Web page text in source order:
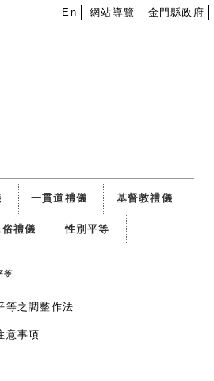
En 網站導覽 金門縣政府
一貫道禮儀 基督教禮儀
禮儀 性別平等
等
等之調整作法
意事項